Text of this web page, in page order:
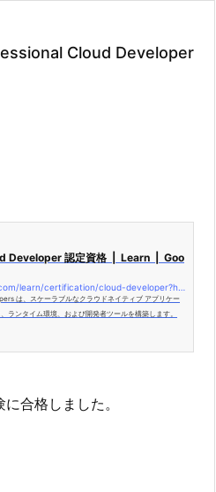
Cloud Developer
Developer 認定資格 | Learn | Goo
は、スケーラブルなクラウドネイティブ アプリケー
ランタイム環境、および開発者ツールを構築します。
合格しました。